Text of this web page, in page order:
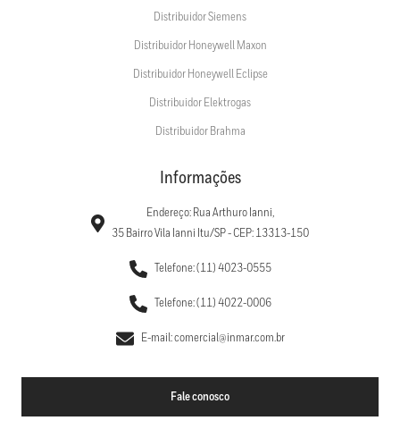
Distribuidor Siemens
Distribuidor Honeywell Maxon
Distribuidor Honeywell Eclipse
Distribuidor Elektrogas
Distribuidor Brahma
Informações
Endereço: Rua Arthuro Ianni,
35 Bairro Vila Ianni Itu/SP - CEP: 13313-150
Telefone: (11) 4023-0555
Telefone: (11) 4022-0006
E-mail: comercial@inmar.com.br
Fale conosco